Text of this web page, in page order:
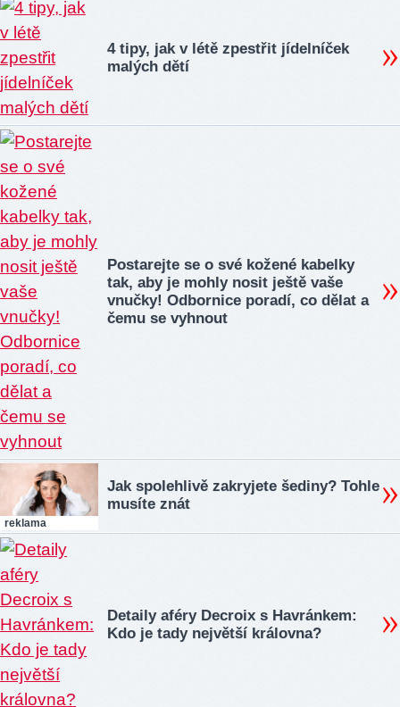
4 tipy, jak v létě zpestřit jídelníček
malých dětí
Postarejte se o své kožené kabelky
tak, aby je mohly nosit ještě vaše
vnučky! Odbornice poradí, co dělat a
čemu se vyhnout
reklama
Jak spolehlivě zakryjete šediny? Tohle
musíte znát
Detaily aféry Decroix s Havránkem:
Kdo je tady největší královna?